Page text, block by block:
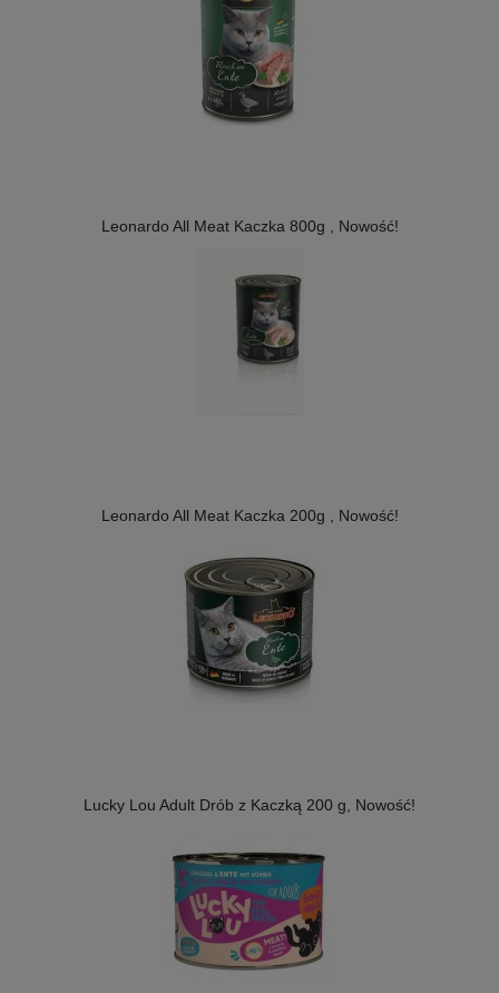
Leonardo All Meat Kaczka 800g , Nowość!
Leonardo All Meat Kaczka 200g , Nowość!
Lucky Lou Adult Drób z Kaczką 200 g, Nowość!